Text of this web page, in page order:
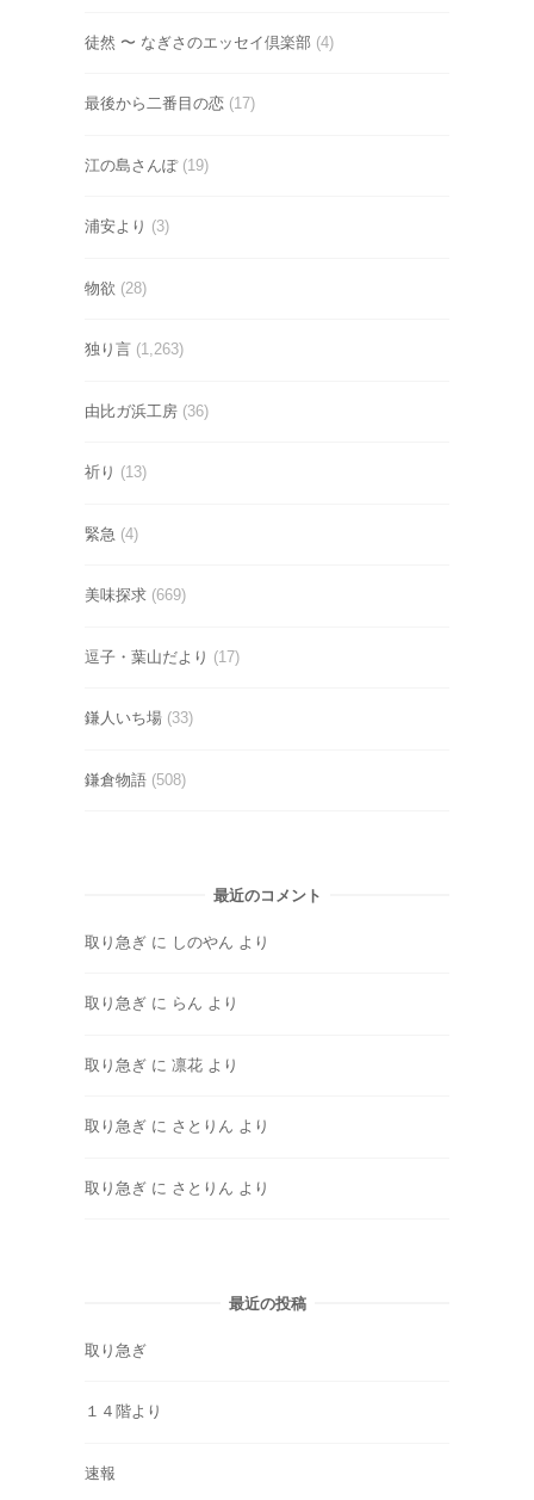
徒然 〜 なぎさのエッセイ倶楽部 (4)
最後から二番目の恋 (17)
江の島さんぽ(19)
浦安より (3)
物欲 (28)
独り言 (1,263)
由比ガ浜工房 (36)
祈り (13)
緊急 (4)
美味探求 (669)
逗子・葉山だより (17)
鎌人いち場 (33)
鎌倉物語 (508)
最近のコメント
取り急ぎ に しのやん より
取り急ぎ に らん より
取り急ぎ に 凛花 より
取り急ぎ に さとりん より
取り急ぎ に さとりん より
最近の投稿
取り急ぎ
１４階より
速報